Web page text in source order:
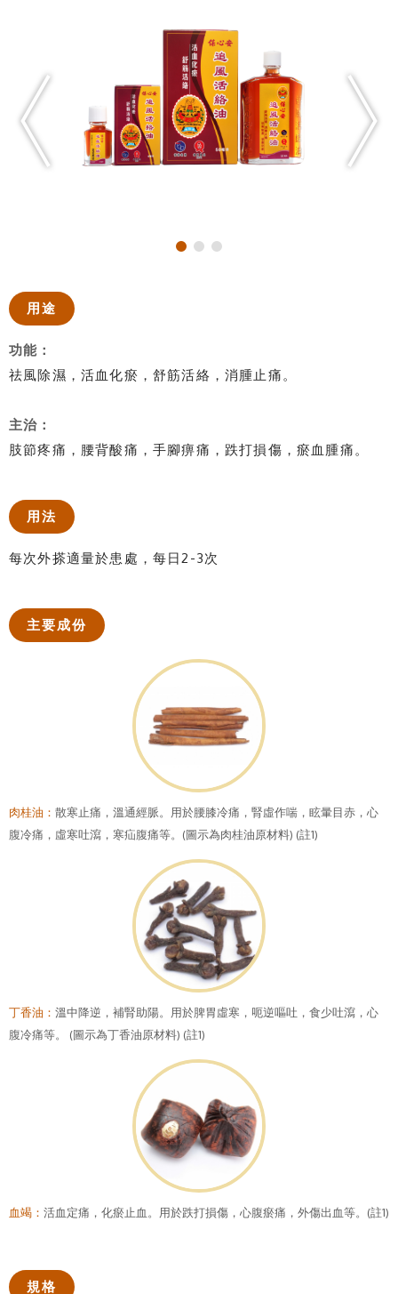
用途
功能：
祛風除濕，活血化瘀，舒筋活絡，消腫止痛。
主治：
肢節疼痛，腰背酸痛，手腳痹痛，跌打損傷，瘀血腫痛。
用法
每次外搽適量於患處，每日2-3次
主要成份
肉桂油： 散寒止痛，溫通經脈。用於腰膝冷痛，腎虛作喘，眩暈目赤，心
腹冷痛，虛寒吐瀉，寒疝腹痛等。(圖示為肉桂油原材料) (註1)
丁香油： 溫中降逆，補腎助陽。用於脾胃虛寒，呃逆嘔吐，食少吐瀉，心
腹冷痛等。 (圖示為丁香油原材料) (註1)
血竭： 活血定痛，化瘀止血。用於跌打損傷，心腹瘀痛，外傷出血等。(註1)
規格